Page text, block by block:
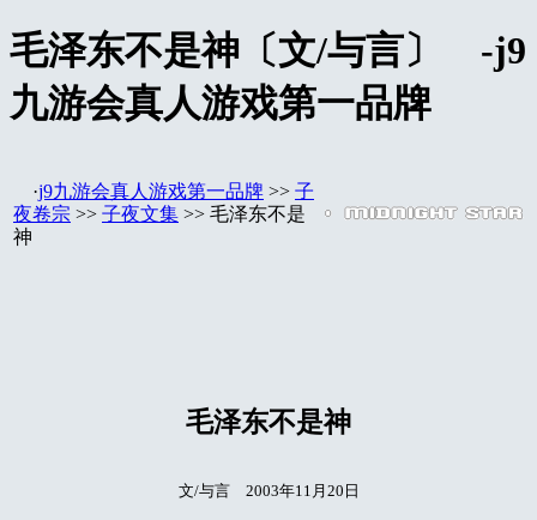
毛泽东不是神〔文/与言〕 -j9
九游会真人游戏第一品牌
·j9九游会真人游戏第一品牌 >> 子
夜卷宗 >> 子夜文集 >> 毛泽东不是
神
毛泽东不是神
文/与言 2003年11月20日